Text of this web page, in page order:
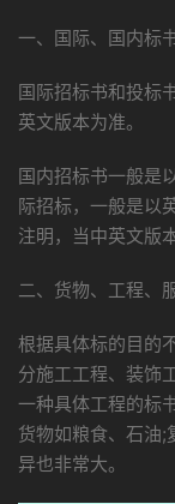
一、国际、国内标
国际招标书和投标
英文版本为准。
国内招标书一般是
际招标，一般是以
注明，当中英文版
二、货物、工程、
根据具体标的目的
分施工工程、装饰
一种具体工程的标
货物如粮食、石油;
异也非常大。